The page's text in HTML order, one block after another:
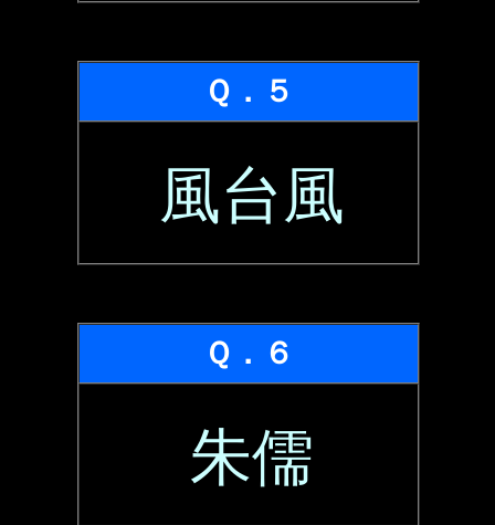
Ｑ．５
風台風
Ｑ．６
朱儒